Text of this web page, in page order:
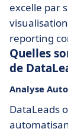
excelle par
reporting
Quelles
de
Analyse
DataLeads